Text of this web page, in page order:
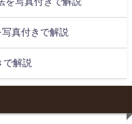
真付きで解説
で解説